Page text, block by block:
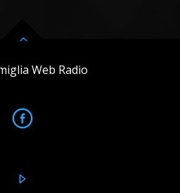
Web Radio